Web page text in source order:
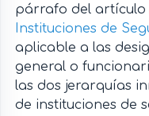
párrafo del artículo
Instituciones de
aplicable a las
general o
las dos jerarquías
de instituciones de